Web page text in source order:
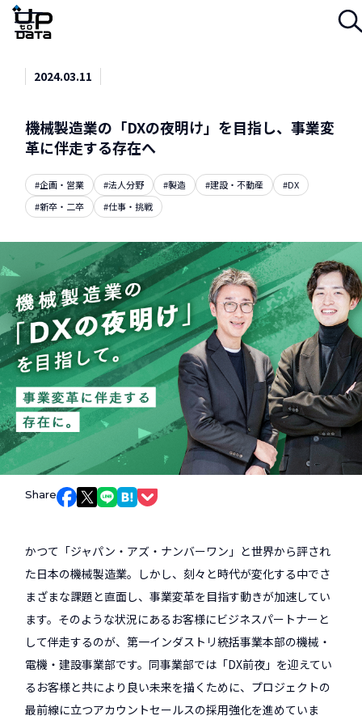
Menu
2024.03.11
機械製造業の「DXの夜明け」を目指し、事業変
革に伴走する存在へ
#企画・営業 #法人分野 #製造 #建設・不動産
#DX
#新卒・二卒
#仕事・挑戦
Share Facebookでシェア
Xでシェア
LINEでシェア
はてなブックマークでシェア
かつて「ジャパン・アズ・ナンバーワン」と世界から評され
た日本の機械製造業。しかし、刻々と時代が変化する中でさ
まざまな課題と直面し、事業変革を目指す動きが加速してい
ます。そのような状況にあるお客様にビジネスパートナーと
して伴走するのが、第一インダストリ統括事業本部の機械・
電機・建設事業部です。同事業部では「DX前夜」を迎えてい
るお客様と共により良い未来を描くために、プロジェクトの
最前線に立つアカウントセールスの採用強化を進めていま